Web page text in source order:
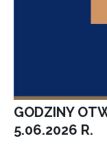
GODZINY
5.06.2026 R.